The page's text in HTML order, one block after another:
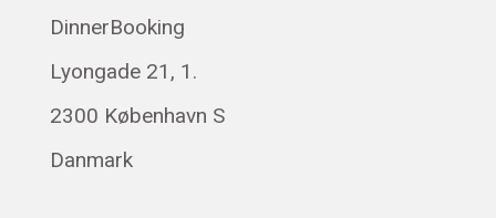
Svenska
Français
Română
DinnerBooking
Lyongade 21, 1.
2300 København S
Danmark